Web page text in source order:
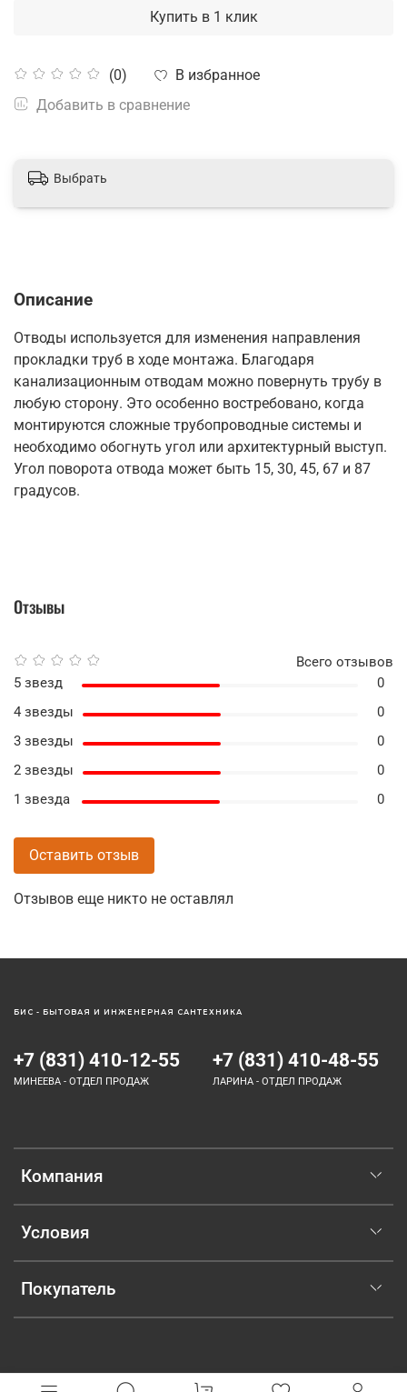
(0)
В избранное
Добавить в сравнение
Купить в 1 клик
Выбрать
Описание
Отводы используется для изменения направления
прокладки труб в ходе монтажа. Благодаря
канализационным отводам можно повернуть трубу в
любую сторону. Это особенно востребовано, когда
монтируются сложные трубопроводные системы и
необходимо обогнуть угол или архитектурный выступ.
Угол поворота отвода может быть 15, 30, 45, 67 и 87
градусов.
Отзывы
Отзывов еще никто не оставлял
Всего отзывов
5 звезд
0
4 звезды
0
3 звезды
0
2 звезды
0
1 звезда
0
Оставить отзыв
Компания
Условия
Покупатель
+7 (831) 410-12-55
МИНЕЕВА - ОТДЕЛ ПРОДАЖ
+7 (831) 410-48-55
ЛАРИНА - ОТДЕЛ ПРОДАЖ
БИС - БЫТОВАЯ И ИНЖЕНЕРНАЯ САНТЕХНИКА